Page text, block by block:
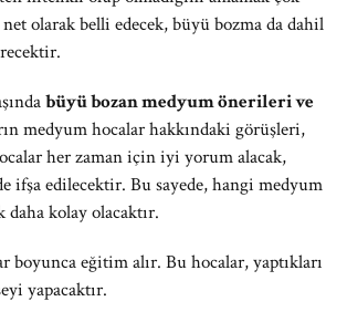
olarak belli edecek, büyü bozma da dahil
büyü bozan medyum önerileri ve
medyum hocalar hakkındaki görüşleri,
her zaman için iyi yorum alacak,
ifşa edilecektir. Bu sayede, hangi medyum
kolay olacaktır.
eğitim alır. Bu hocalar, yaptıkları
yapacaktır.